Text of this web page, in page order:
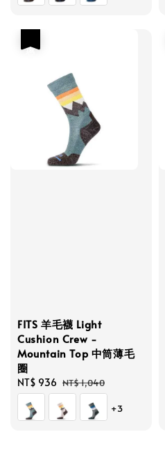
FITS 羊毛襪 Light
Cushion Crew -
Mountain Top 中筒薄毛
圈
Sale
price
NT$ 936 Regular
price
NT$ 1,040
+3